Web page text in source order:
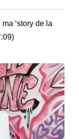
‘story de la